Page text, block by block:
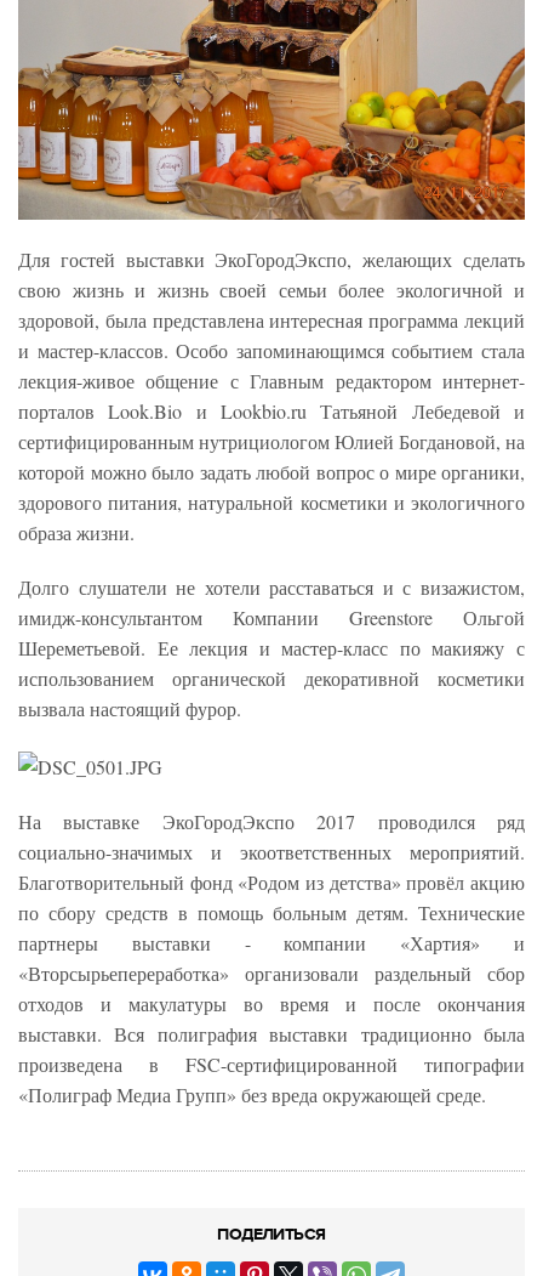
Для гостей выставки ЭкоГородЭкспо, желающих сделать
свою жизнь и жизнь своей семьи более экологичной и
здоровой, была представлена интересная программа лекций
и мастер-классов. Особо запоминающимся событием стала
лекция-живое общение с Главным редактором интернет-
порталов Look.Bio и Lookbio.ru Татьяной Лебедевой и
сертифицированным нутрициологом Юлией Богдановой, на
которой можно было задать любой вопрос о мире органики,
здорового питания, натуральной косметики и экологичного
образа жизни.
Долго слушатели не хотели расставаться и с визажистом,
имидж-консультантом Компании Greenstore Ольгой
Шереметьевой. Ее лекция и мастер-класс по макияжу с
использованием органической декоративной косметики
вызвала настоящий фурор.
На выставке ЭкоГородЭкспо 2017 проводился ряд
социально-значимых и экоответственных мероприятий.
Благотворительный фонд «Родом из детства» провёл акцию
по сбору средств в помощь больным детям. Технические
партнеры выставки - компании «Хартия» и
«Вторсырьепереработка» организовали раздельный сбор
отходов и макулатуры во время и после окончания
выставки. Вся полиграфия выставки традиционно была
произведена в FSC-сертифицированной типографии
«Полиграф Медиа Групп» без вреда окружающей среде.
ПОДЕЛИТЬСЯ